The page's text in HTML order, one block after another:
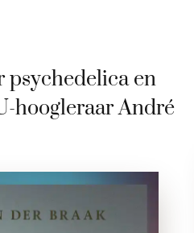
psychedelica en
hoogleraar André